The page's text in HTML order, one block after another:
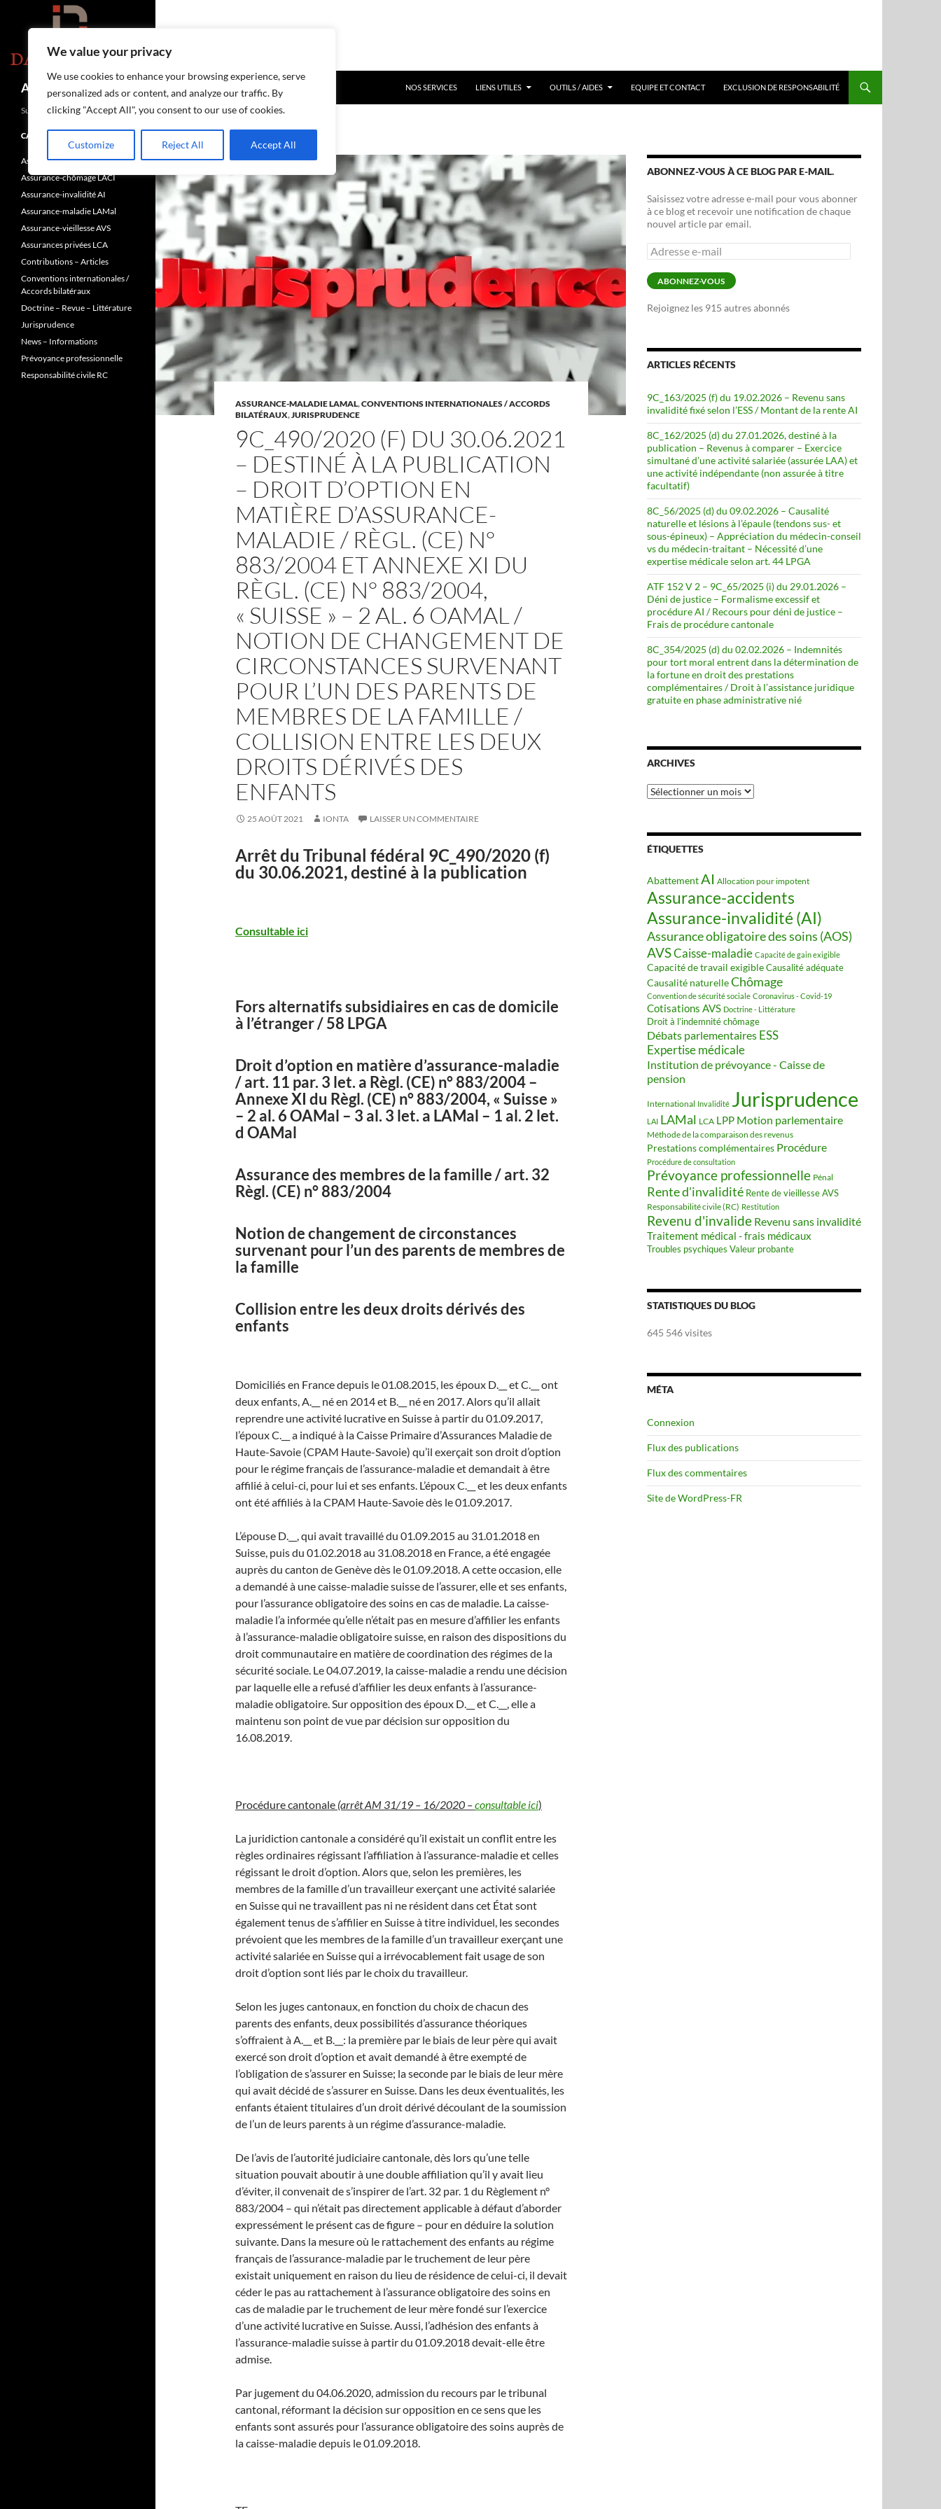
We value your privacy
We use cookies to enhance your browsing experience, serve
personalized ads or content, and analyze our traffic. By
clicking "Accept All", you consent to our use of cookies.
Customize Reject All Accept All
Assurances-sociales.info
Recherche
NOS SERVICES LIENS UTILES OUTILS / AIDES EQUIPE ET CONTACT EXCLUSION DE RESPONSABILITÉ
ASSURANCE-MALADIE LAMAL,CONVENTIONS INTERNATIONALES / ACCORDS
BILATÉRAUX,JURISPRUDENCE
9C_490/2020 (F) DU 30.06.2021
– DESTINÉ À LA PUBLICATION
– DROIT D’OPTION EN
MATIÈRE D’ASSURANCE-
MALADIE / RÈGL. (CE) N°
883/2004 ET ANNEXE XI DU
RÈGL. (CE) N° 883/2004,
« SUISSE » – 2 AL. 6 OAMAL /
NOTION DE CHANGEMENT DE
CIRCONSTANCES SURVENANT
POUR L’UN DES PARENTS DE
MEMBRES DE LA FAMILLE /
COLLISION ENTRE LES DEUX
DROITS DÉRIVÉS DES
ENFANTS
25 AOÛT 2021 IONTA LAISSER UN COMMENTAIRE
Arrêt du Tribunal fédéral 9C_490/2020 (f)
du 30.06.2021, destiné à la publication
Consultable ici
Fors alternatifs subsidiaires en cas de domicile
à l’étranger / 58 LPGA
Droit d’option en matière d’assurance-maladie
/ art. 11 par. 3 let. a Règl. (CE) n° 883/2004 –
Annexe XI du Règl. (CE) n° 883/2004, « Suisse »
– 2 al. 6 OAMal – 3 al. 3 let. a LAMal – 1 al. 2 let.
d OAMal
Assurance des membres de la famille / art. 32
Règl. (CE) n° 883/2004
Notion de changement de circonstances
survenant pour l’un des parents de membres de
la famille
Collision entre les deux droits dérivés des
enfants
Domiciliés en France depuis le 01.08.2015, les époux D.__ et C.__ ont
deux enfants, A.__ né en 2014 et B.__ né en 2017. Alors qu’il allait
reprendre une activité lucrative en Suisse à partir du 01.09.2017,
l’époux C.__ a indiqué à la Caisse Primaire d’Assurances Maladie de
Haute-Savoie (CPAM Haute-Savoie) qu’il exerçait son droit d’option
pour le régime français de l’assurance-maladie et demandait à être
affilié à celui-ci, pour lui et ses enfants. L’époux C.__ et les deux enfants
ont été affiliés à la CPAM Haute-Savoie dès le 01.09.2017.
L’épouse D.__, qui avait travaillé du 01.09.2015 au 31.01.2018 en
Suisse, puis du 01.02.2018 au 31.08.2018 en France, a été engagée
auprès du canton de Genève dès le 01.09.2018. A cette occasion, elle
a demandé à une caisse-maladie suisse de l’assurer, elle et ses enfants,
pour l’assurance obligatoire des soins en cas de maladie. La caisse-
maladie l’a informée qu’elle n’était pas en mesure d’affilier les enfants
à l’assurance-maladie obligatoire suisse, en raison des dispositions du
droit communautaire en matière de coordination des régimes de la
sécurité sociale. Le 04.07.2019, la caisse-maladie a rendu une décision
par laquelle elle a refusé d’affilier les deux enfants à l’assurance-
maladie obligatoire. Sur opposition des époux D.__ et C.__, elle a
maintenu son point de vue par décision sur opposition du
16.08.2019.
Procédure cantonale (arrêt AM 31/19 – 16/2020 –consultable ici)
La juridiction cantonale a considéré qu’il existait un conflit entre les
règles ordinaires régissant l’affiliation à l’assurance-maladie et celles
régissant le droit d’option. Alors que, selon les premières, les
membres de la famille d’un travailleur exerçant une activité salariée
en Suisse qui ne travaillent pas ni ne résident dans cet État sont
également tenus de s’affilier en Suisse à titre individuel, les secondes
prévoient que les membres de la famille d’un travailleur exerçant une
activité salariée en Suisse qui a irrévocablement fait usage de son
droit d’option sont liés par le choix du travailleur.
Selon les juges cantonaux, en fonction du choix de chacun des
parents des enfants, deux possibilités d’assurance théoriques
s’offraient à A.__ et B.__: la première par le biais de leur père qui avait
exercé son droit d’option et avait demandé à être exempté de
l’obligation de s’assurer en Suisse; la seconde par le biais de leur mère
qui avait décidé de s’assurer en Suisse. Dans les deux éventualités, les
enfants étaient titulaires d’un droit dérivé découlant de la soumission
de l’un de leurs parents à un régime d’assurance-maladie.
De l’avis de l’autorité judiciaire cantonale, dès lors qu’une telle
situation pouvait aboutir à une double affiliation qu’il y avait lieu
d’éviter, il convenait de s’inspirer de l’art. 32 par. 1 du Règlement n°
883/2004 – qui n’était pas directement applicable à défaut d’aborder
expressément le présent cas de figure – pour en déduire la solution
suivante. Dans la mesure où le rattachement des enfants au régime
français de l’assurance-maladie par le truchement de leur père
existait uniquement en raison du lieu de résidence de celui-ci, il devait
céder le pas au rattachement à l’assurance obligatoire des soins en
cas de maladie par le truchement de leur mère fondé sur l’exercice
d’une activité lucrative en Suisse. Aussi, l’adhésion des enfants à
l’assurance-maladie suisse à partir du 01.09.2018 devait-elle être
admise.
Par jugement du 04.06.2020, admission du recours par le tribunal
cantonal, réformant la décision sur opposition en ce sens que les
enfants sont assurés pour l’assurance obligatoire des soins auprès de
la caisse-maladie depuis le 01.09.2018.
ABONNEZ-VOUS À CE BLOG PAR E-MAIL.
Saisissez votre adresse e-mail pour vous abonner
à ce blog et recevoir une notification de chaque
nouvel article par email.
Adresse
e-
mail
ABONNEZ-VOUS
Rejoignez les 915 autres abonnés
ARTICLES RÉCENTS
9C_163/2025 (f) du 19.02.2026 – Revenu sans
invalidité fixé selon l’ESS / Montant de la rente AI
8C_162/2025 (d) du 27.01.2026, destiné à la
publication – Revenus à comparer – Exercice
simultané d’une activité salariée (assurée LAA) et
une activité indépendante (non assurée à titre
facultatif)
8C_56/2025 (d) du 09.02.2026 – Causalité
naturelle et lésions à l’épaule (tendons sus- et
sous-épineux) – Appréciation du médecin-conseil
vs du médecin-traitant – Nécessité d’une
expertise médicale selon art. 44 LPGA
ATF 152 V 2 – 9C_65/2025 (i) du 29.01.2026 –
Déni de justice – Formalisme excessif et
procédure AI / Recours pour déni de justice –
Frais de procédure cantonale
8C_354/2025 (d) du 02.02.2026 – Indemnités
pour tort moral entrent dans la détermination de
la fortune en droit des prestations
complémentaires / Droit à l’assistance juridique
gratuite en phase administrative nié
ARCHIVES
Archives
ÉTIQUETTES
Abattement AI Allocation pour impotent
Assurance-accidents
Assurance-invalidité (AI)
Assurance obligatoire des soins (AOS)
AVSCaisse-maladie Capacité de gain exigible
Capacité de travail exigible Causalité adéquate
Causalité naturelleChômage
Convention de sécurité sociale Coronavirus - Covid-19
Cotisations AVS Doctrine - Littérature
Droit à l’indemnité chômage
Débats parlementaires ESS
Expertise médicale
Institution de prévoyance - Caisse de
pension
International Invalidité Jurisprudence
LAI LAMal LCA LPP Motion parlementaire
Méthode de la comparaison des revenus
Prestations complémentaires Procédure
Procédure de consultation
Prévoyance professionnelle Pénal
Rente d'invalidité Rente de vieillesse AVS
Responsabilité civile (RC) Restitution
Revenu d'invalide Revenu sans invalidité
Traitement médical - frais médicaux
Troubles psychiques Valeur probante
STATISTIQUES DU BLOG
645 546 visites
MÉTA
Connexion
Flux des publications
Flux des commentaires
Site de WordPress-FR
Suisse
CATÉGORIES
Assurance-accidents LAA
Assurance-chômage LACI
Assurance-invalidité AI
Assurance-maladie LAMal
Assurance-vieillesse AVS
Assurances privées LCA
Contributions – Articles
Conventions internationales /
Accords bilatéraux
Doctrine – Revue – Littérature
Jurisprudence
News – Informations
Prévoyance professionnelle
Responsabilité civile RC